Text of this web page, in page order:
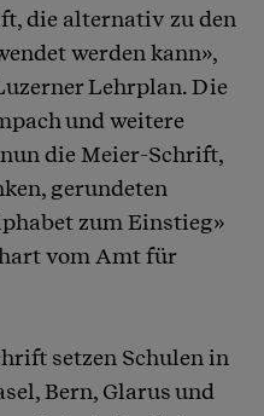
die alternativ zu den
werden kann»,
Lehrplan. Die
und weitere
die Meier-Schrift,
gerundeten
zum Einstieg»
vom Amt für
setzen Schulen in
Bern, Glarus und